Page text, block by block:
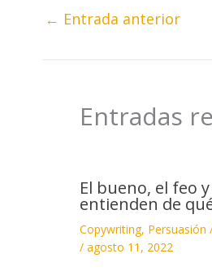
← Entrada anterior
Entradas
El bueno, el feo
entienden de
Copywriting, Persuasión
/ agosto 11, 2022